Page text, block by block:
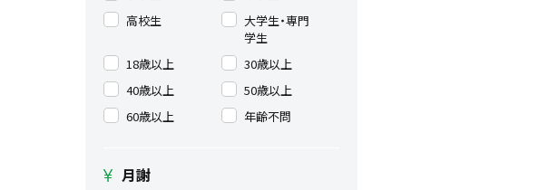
高校生
大学生・専門
学生
18歳以上
30歳以上
40歳以上
50歳以上
60歳以上
年齢不問
月謝